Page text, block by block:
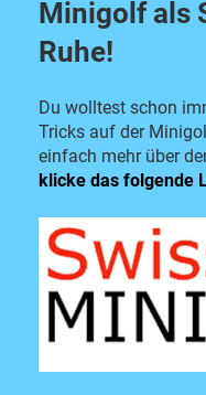
Minigolf als
Ruhe!
Du wolltest schon
Tricks auf der
einfach mehr über
klicke das folgende